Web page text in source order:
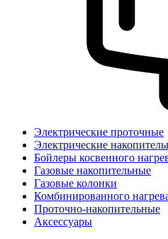
Электрические проточные
Электрические
Бойлеры косвенного
Газовые накопительные
Газовые колонки
Комбинированного
Проточно-накопительные
Аксессуары